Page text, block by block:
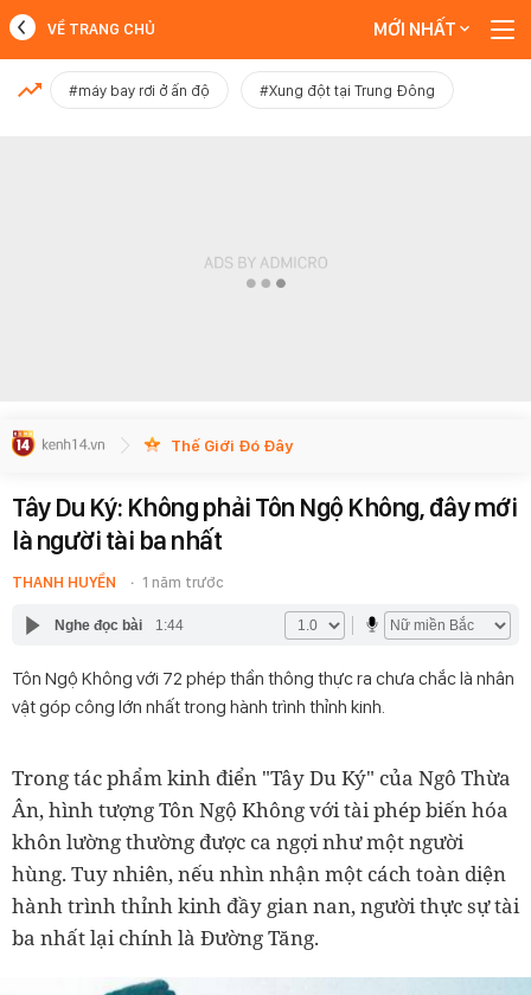
MỚI NHẤT
VỀ TRANG CHỦ MỚI NHẤT
#máy bay rơi ở ấn độ #Xung đột tại Trung Đông
Thế Giới Đó Đây
Tây Du Ký: Không phải Tôn Ngộ Không, đây mới
là người tài ba nhất
THANH HUYỀN 1 năm trước
Nghe đọc bài 1:44
Tôn Ngộ Không với 72 phép thần thông thực ra chưa chắc là nhân
vật góp công lớn nhất trong hành trình thỉnh kinh.
Trong tác phẩm kinh điển "Tây Du Ký" của Ngô Thừa
Ân, hình tượng Tôn Ngộ Không với tài phép biến hóa
khôn lường thường được ca ngợi như một người
hùng. Tuy nhiên, nếu nhìn nhận một cách toàn diện
hành trình thỉnh kinh đầy gian nan, người thực sự tài
ba nhất lại chính là Đường Tăng.